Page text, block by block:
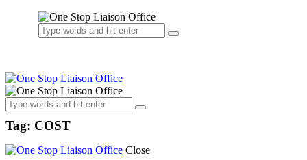
Tag: COST
Close